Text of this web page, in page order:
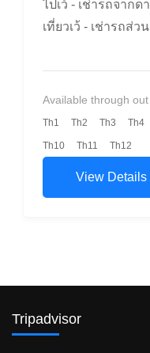
ไปเว้ - เช่ารถจากด
เที่ยวเว้ - เช่ารถส่
รถจากดานังไปเว้ใ
รถส่วนตัวจากเว้ไป
Available through
Th1 Th2 Th3 Th4
Th10 Th11 Th12
View Details
Tripadvisor